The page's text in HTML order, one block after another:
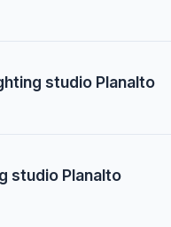
studio Planalto
studio Planalto